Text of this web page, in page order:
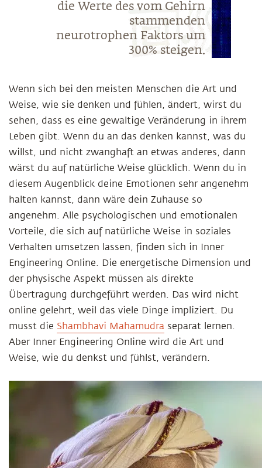
die Werte des vom Gehirn
stammenden
neurotrophen Faktors um
300% steigen.
Wenn sich bei den meisten Menschen die Art und
Weise, wie sie denken und fühlen, ändert, wirst du
sehen, dass es eine gewaltige Veränderung in ihrem
Leben gibt. Wenn du an das denken kannst, was du
willst, und nicht zwanghaft an etwas anderes, dann
wärst du auf natürliche Weise glücklich. Wenn du in
diesem Augenblick deine Emotionen sehr angenehm
halten kannst, dann wäre dein Zuhause so
angenehm. Alle psychologischen und emotionalen
Vorteile, die sich auf natürliche Weise in soziales
Verhalten umsetzen lassen, finden sich in Inner
Engineering Online. Die energetische Dimension und
der physische Aspekt müssen als direkte
Übertragung durchgeführt werden. Das wird nicht
online gelehrt, weil das viele Dinge impliziert. Du
musst die Shambhavi Mahamudra separat lernen.
Aber Inner Engineering Online wird die Art und
Weise, wie du denkst und fühlst, verändern.